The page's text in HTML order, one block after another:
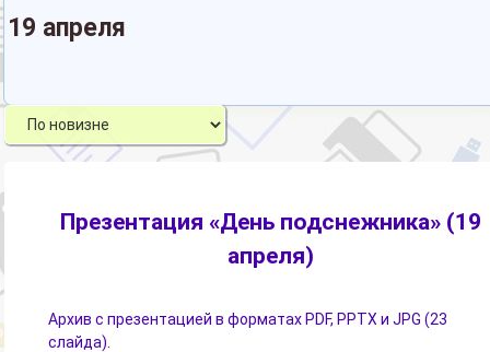
19 апреля
Презентация «День подснежника» (19
апреля)
Архив с презентацией в форматах PDF, PPTX и JPG (23
слайда).